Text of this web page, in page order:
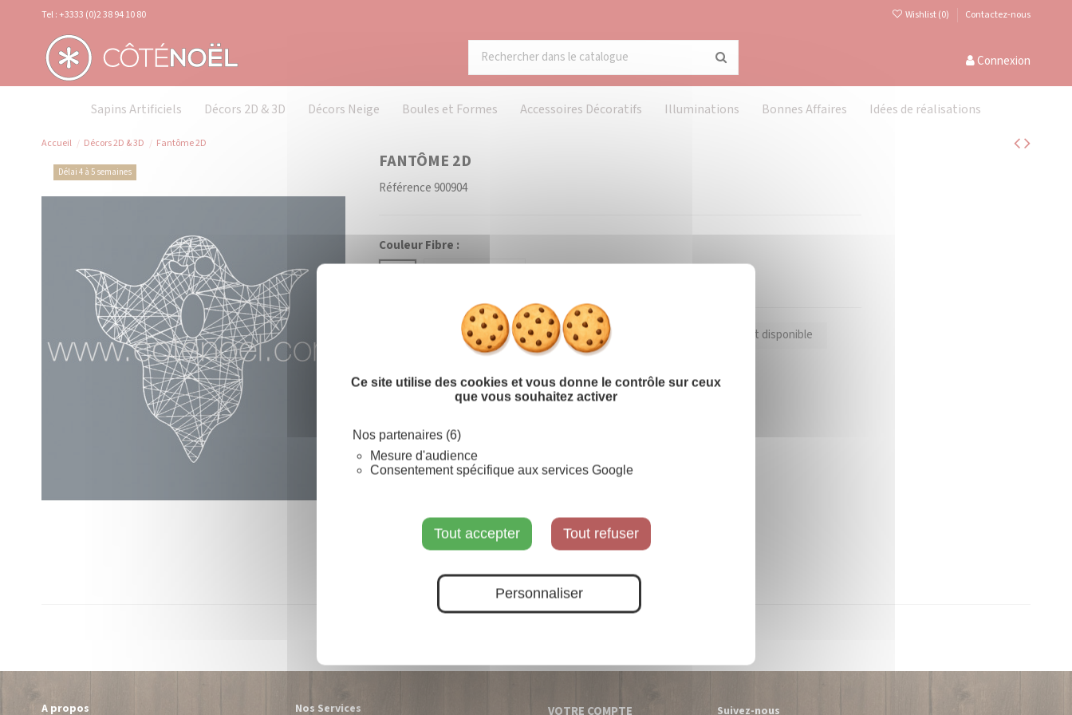
Ce site utilise des cookies et vous donne le contrôle sur ceux
que vous souhaitez activer
Nos partenaires (6)
Mesure d'audience
Consentement spécifique aux services Google
Tout accepter Tout refuser
Personnaliser
Tel : +3333 (0)2 38 94 10 80 Wishlist (0) Contactez-nous
Connexion
Sapins Artificiels Décors 2D & 3D Décors Neige Boules et Formes Accessoires Décoratifs Illuminations Bonnes Affaires Idées de réalisations
Accueil Décors 2D & 3D Fantôme 2D
Délai 4 à 5 semaines
FANTÔME 2D
Référence 900904
Couleur Fibre :
Prévenez-moi lorsque le produit est disponible
A propos Nos Services VOTRE COMPTE Suivez-nous